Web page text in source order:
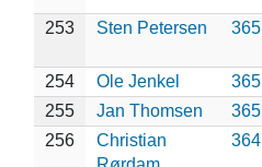
253 Sten Petersen 365
254
Ole Jenkel
365
255
Jan Thomsen
365
256
Christian
364